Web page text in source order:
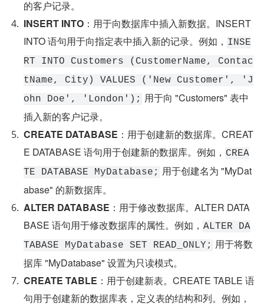
的客户记录。
INSERT INTO ：用于向数据库中插入新数据。INSERT
INTO 语句用于向指定表中插入新的记录。例如， INSE
RT INTO Customers (CustomerName, Contac
tName, City) VALUES ('New Customer', 'J
ohn Doe', 'London'); 用于向 "Customers" 表中
插入新的客户记录。
CREATE DATABASE ：用于创建新的数据库。CREAT
E DATABASE 语句用于创建新的数据库。例如， CREA
TE DATABASE MyDatabase; 用于创建名为 "MyDat
abase" 的新数据库。
ALTER DATABASE ：用于修改数据库。ALTER DATA
BASE 语句用于修改数据库的属性。例如， ALTER DA
TABASE MyDatabase SET READ_ONLY; 用于将数
据库 "MyDatabase" 设置为只读模式。
CREATE TABLE ：用于创建新表。CREATE TABLE 语
句用于创建新的数据库表，定义表的结构和列。例如，